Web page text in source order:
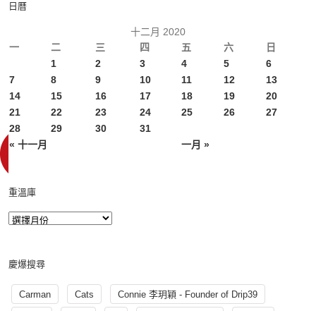
日曆
十二月 2020
一
二 三 四 五 六 日
« 十一月 一月 »
1 2 3 4 5
6
7
8 9 10 11 12
13
14
15 16 17 18 19
20
21
22 23 24 25 26
27
28
29 30 31
重溫庫
慶爆搜尋
Carman Cats Connie 李玥穎 - Founder of Drip39